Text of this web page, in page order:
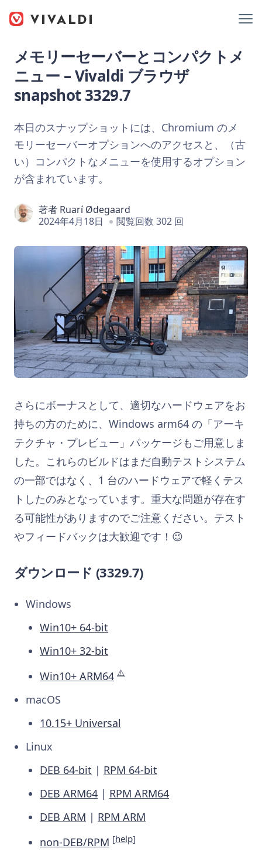
メモリーセーバーとコンパクトメ
ニュー – Vivaldi ブラウザ
snapshot 3329.7
本日のスナップショットには、Chromium のメ
モリーセーバーオプションへのアクセスと、（古
い）コンパクトなメニューを使用するオプション
が含まれています。
著者 Ruarí Ødegaard
2024年4月18日
閲覧回数 302 回
さらにボーナスとして、適切なハードウェアをお
持ちの方のために、Windows arm64 の「アーキ
テクチャ・プレビュー」パッケージもご用意しま
した。これらのビルドはまだ自動テストシステム
の一部ではなく、1 台のハードウェアで軽くテス
トしたのみとなっています。重大な問題が存在す
る可能性がありますのでご注意ください。テスト
やフィードバックは大歓迎です！😉
ダウンロード (3329.7)
Windows
Win10+ 64-bit
Win10+ 32-bit
Win10+ ARM64 ⚠️
macOS
10.15+ Universal
Linux
DEB 64-bit | RPM 64-bit
DEB ARM64 | RPM ARM64
DEB ARM | RPM ARM
non-DEB/RPM [help]